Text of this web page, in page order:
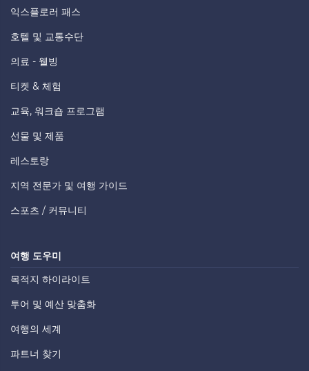
익스플로러 패스
호텔 및 교통수단
의료 - 웰빙
티켓 & 체험
교육, 워크숍 프로그램
선물 및 제품
레스토랑
지역 전문가 및 여행 가이드
스포츠 / 커뮤니티
여행 도우미
목적지 하이라이트
투어 및 예산 맞춤화
여행의 세계
파트너 찾기